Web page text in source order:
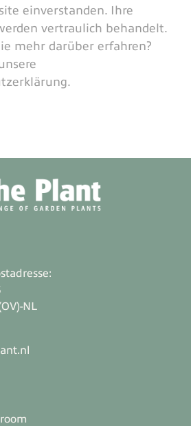
einverstanden. Ihre
vertraulich behandelt.
mehr darüber erfahren?
NL